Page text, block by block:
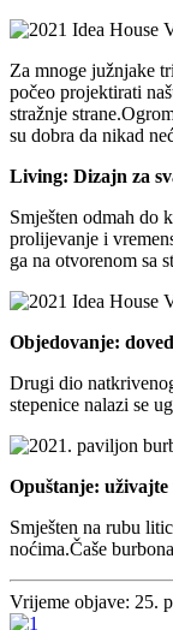
Za mnoge južnjake
počeo projektirati
stražnje
su dobra da nikad
Living: Dizajn za
Smješten odmah do
prolijevanje i
ga na otvorenom sa
Objedovanje:
Drugi dio
stepenice nalazi se
Opuštanje: uživajte
Smješten na rubu
noćima.Čaše
Vrijeme objave: 25.